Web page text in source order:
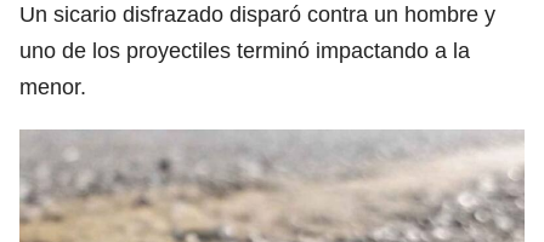
Un sicario disfrazado disparó contra un hombre y
uno de los proyectiles terminó impactando a la
menor.